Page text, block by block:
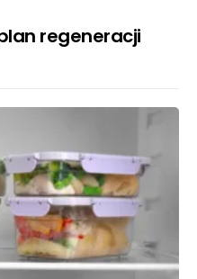
regeneracji